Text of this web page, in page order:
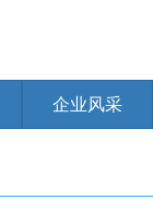
企业风采